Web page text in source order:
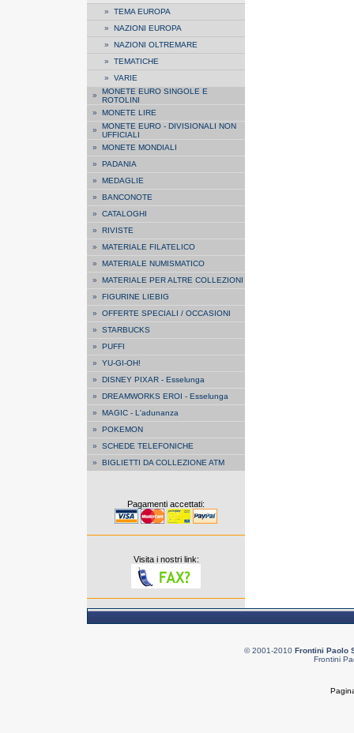
» TEMA EUROPA
» NAZIONI EUROPA
» NAZIONI OLTREMARE
» TEMATICHE
» VARIE
» MONETE EURO SINGOLE E
ROTOLINI
» MONETE LIRE
» MONETE EURO - DIVISIONALI NON
UFFICIALI
» MONETE MONDIALI
» PADANIA
» MEDAGLIE
» BANCONOTE
» CATALOGHI
» RIVISTE
» MATERIALE FILATELICO
» MATERIALE NUMISMATICO
» MATERIALE PER ALTRE COLLEZIONI
» FIGURINE LIEBIG
» OFFERTE SPECIALI / OCCASIONI
» STARBUCKS
» PUFFI
» YU-GI-OH!
» DISNEY PIXAR - Esselunga
» DREAMWORKS EROI - Esselunga
» MAGIC - L'adunanza
» POKEMON
» SCHEDE TELEFONICHE
» BIGLIETTI DA COLLEZIONE ATM
Pagamenti accettati:
Visita i nostri link:
© 2001-2010 Frontini Paolo
Frontini